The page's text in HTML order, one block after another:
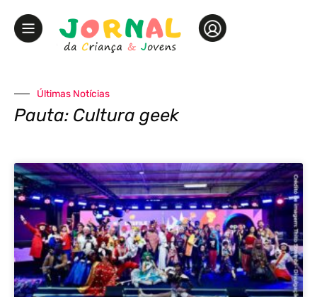
Últimas Notícias
Pauta: Cultura geek